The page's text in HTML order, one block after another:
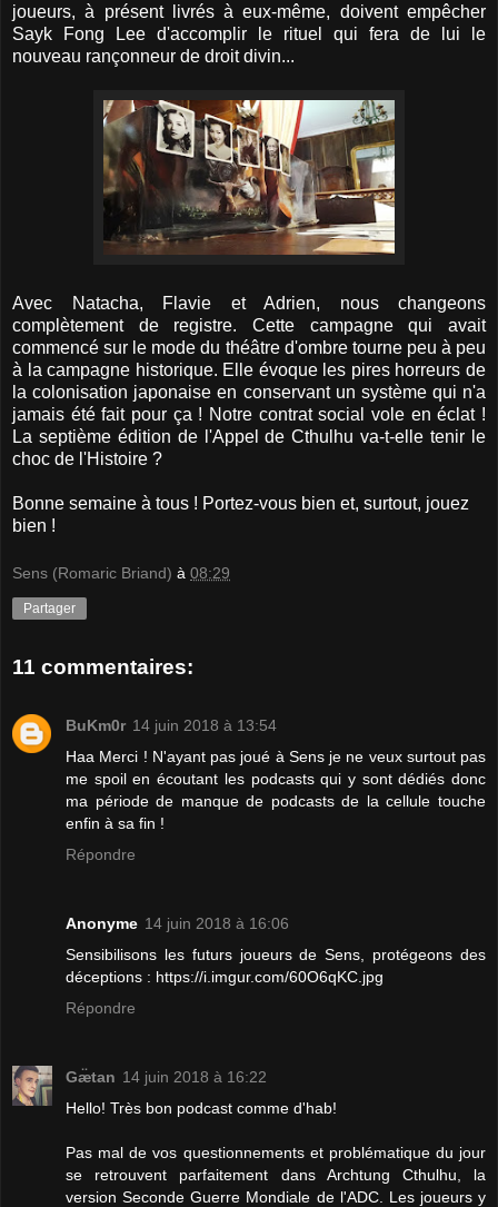
joueurs, à présent livrés à eux-même, doivent empêcher
Sayk Fong Lee d'accomplir le rituel qui fera de lui le
nouveau rançonneur de droit divin...
Avec Natacha, Flavie et Adrien, nous changeons
complètement de registre. Cette campagne qui avait
commencé sur le mode du théâtre d'ombre tourne peu à peu
à la campagne historique. Elle évoque les pires horreurs de
la colonisation japonaise en conservant un système qui n'a
jamais été fait pour ça ! Notre contrat social vole en éclat !
La septième édition de l'Appel de Cthulhu va-t-elle tenir le
choc de l'Histoire ?
Bonne semaine à tous ! Portez-vous bien et, surtout, jouez
bien !
Sens (Romaric Briand) à 08:29
Partager
11 commentaires:
BuKm0r 14 juin 2018 à 13:54
Haa Merci ! N'ayant pas joué à Sens je ne veux surtout pas
me spoil en écoutant les podcasts qui y sont dédiés donc
ma période de manque de podcasts de la cellule touche
enfin à sa fin !
Répondre
Anonyme 14 juin 2018 à 16:06
Sensibilisons les futurs joueurs de Sens, protégeons des
déceptions : https://i.imgur.com/60O6qKC.jpg
Répondre
Gæ̈tan 14 juin 2018 à 16:22
Hello! Très bon podcast comme d'hab!
Pas mal de vos questionnements et problématique du jour
se retrouvent parfaitement dans Archtung Cthulhu, la
version Seconde Guerre Mondiale de l'ADC. Les joueurs y